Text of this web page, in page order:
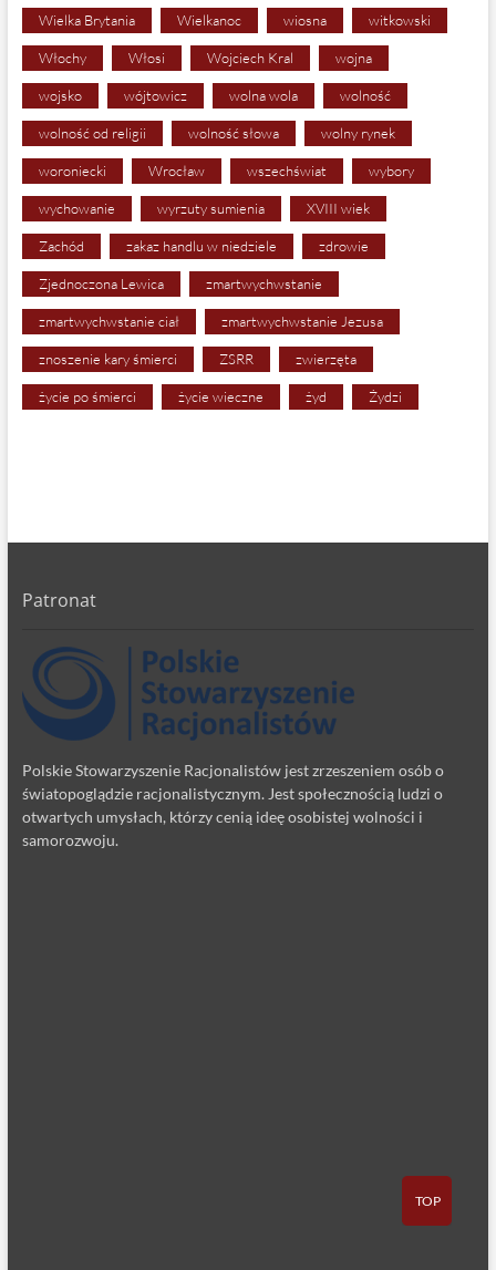
Wielka Brytania Wielkanoc wiosna witkowski
Włochy Włosi Wojciech Kral wojna
wojsko wójtowicz wolna wola wolność
wolność od religii wolność słowa wolny rynek
woroniecki Wrocław wszechświat wybory
wychowanie wyrzuty sumienia XVIII wiek
Zachód zakaz handlu w niedziele zdrowie
Zjednoczona Lewica zmartwychwstanie
zmartwychwstanie ciał zmartwychwstanie Jezusa
znoszenie kary śmierci ZSRR zwierzęta
życie po śmierci życie wieczne żyd Żydzi
Patronat
Polskie Stowarzyszenie Racjonalistów jest zrzeszeniem osób o
światopoglądzie racjonalistycznym. Jest społecznością ludzi o
otwartych umysłach, którzy cenią ideę osobistej wolności i
samorozwoju.
TOP